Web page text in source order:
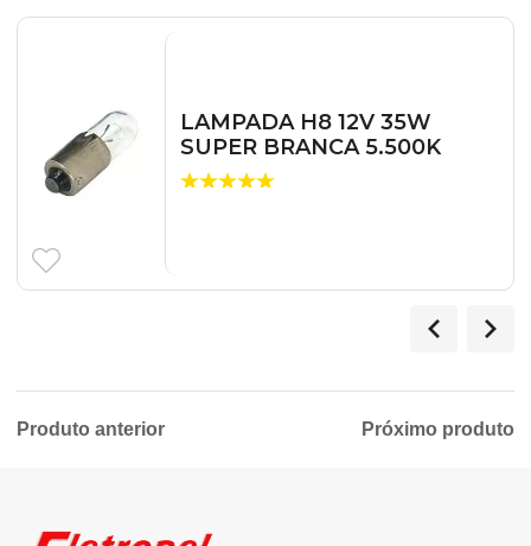
LAMPADA H8 12V 35W
SUPER BRANCA 5.500K
Produto anterior Próximo produto